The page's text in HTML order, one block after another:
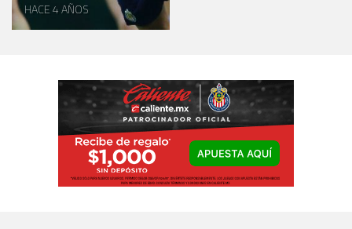
HACE 4 AÑOS